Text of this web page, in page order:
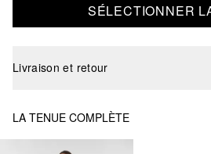
SÉLECTIONNER
Livraison et retour
LA TENUE COMPLÈTE